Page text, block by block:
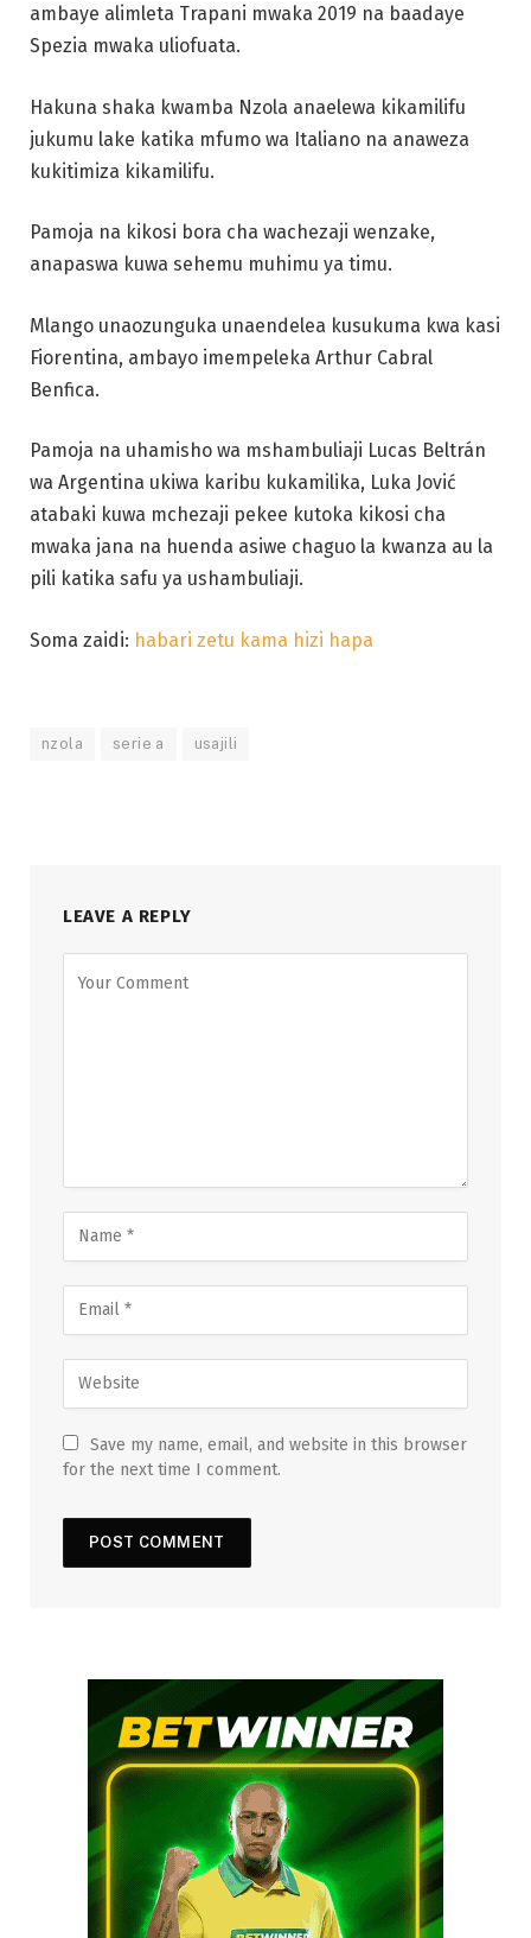
ambaye alimleta Trapani mwaka 2019 na baadaye
Spezia mwaka uliofuata.
Hakuna shaka kwamba Nzola anaelewa kikamilifu
jukumu lake katika mfumo wa Italiano na anaweza
kukitimiza kikamilifu.
Pamoja na kikosi bora cha wachezaji wenzake,
anapaswa kuwa sehemu muhimu ya timu.
Mlango unaozunguka unaendelea kusukuma kwa kasi
Fiorentina, ambayo imempeleka Arthur Cabral
Benfica.
Pamoja na uhamisho wa mshambuliaji Lucas Beltrán
wa Argentina ukiwa karibu kukamilika, Luka Jović
atabaki kuwa mchezaji pekee kutoka kikosi cha
mwaka jana na huenda asiwe chaguo la kwanza au la
pili katika safu ya ushambuliaji.
Soma zaidi: habari zetu kama hizi hapa
nzola serie a usajili
LEAVE A REPLY
Save my name, email, and website in this browser
for the next time I comment.